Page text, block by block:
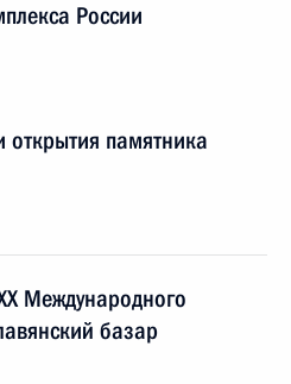
России
памятника
Международного
базар